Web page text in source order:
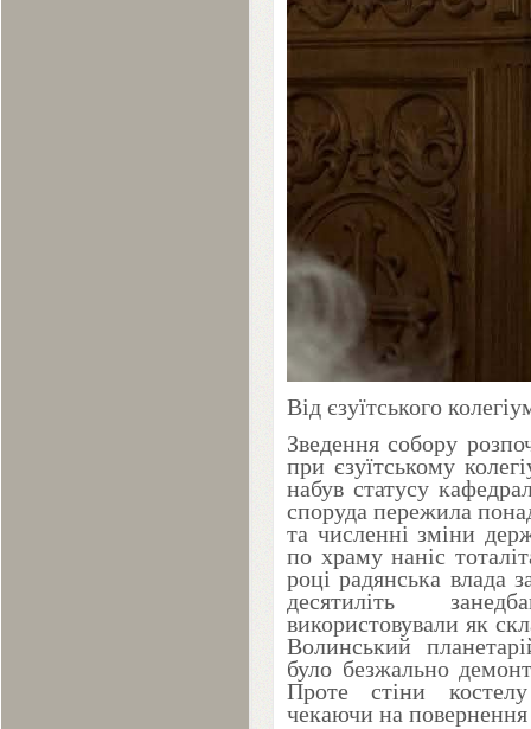
Від єзуїтського
Зведення собору
при єзуїтському
набув статусу
споруда пережила
та численні зміни
по храму наніс
році радянська влада
десятиліть
використовували як
Волинський
було безжально
Проте стіни
чекаючи на повернення